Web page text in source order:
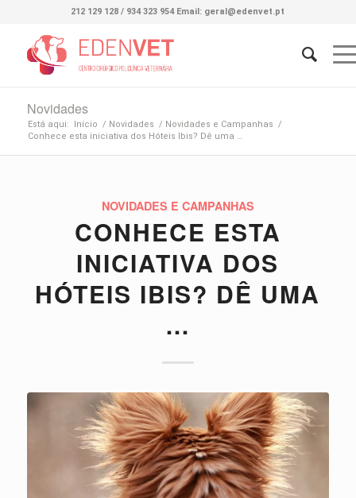
212 129 128 / 934 323 954 Email: geral@edenvet.pt
Novidades
Está aqui: Início / Novidades / Novidades e Campanhas /
Conhece esta iniciativa dos Hóteis Ibis? Dê uma …
NOVIDADES E CAMPANHAS
CONHECE ESTA
INICIATIVA DOS
HÓTEIS IBIS? DÊ UMA
…